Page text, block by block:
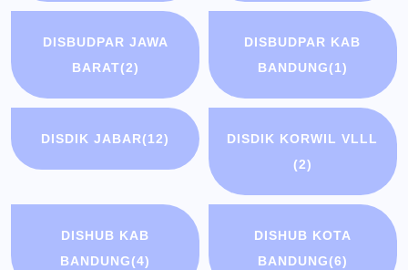
DISBUDPAR JAWA
BARAT(2)
DISBUDPAR KAB
BANDUNG(1)
DISDIK JABAR(12)
DISDIK KORWIL VLLL
(2)
DISHUB KAB
BANDUNG(4)
DISHUB KOTA
BANDUNG(6)